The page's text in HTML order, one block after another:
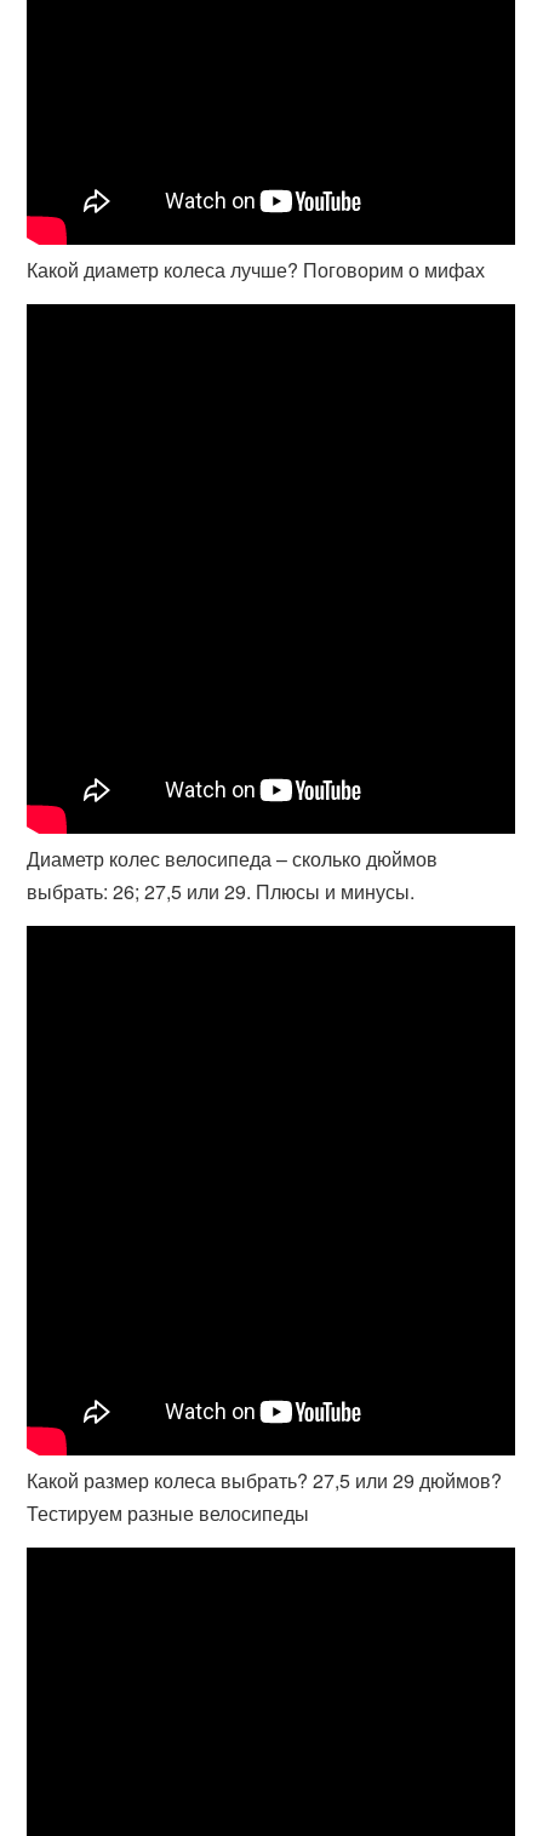
Какой диаметр колеса лучше? Поговорим о мифах
Диаметр колес велосипеда – сколько дюймов
выбрать: 26; 27,5 или 29. Плюсы и минусы.
Какой размер колеса выбрать? 27,5 или 29 дюймов?
Тестируем разные велосипеды